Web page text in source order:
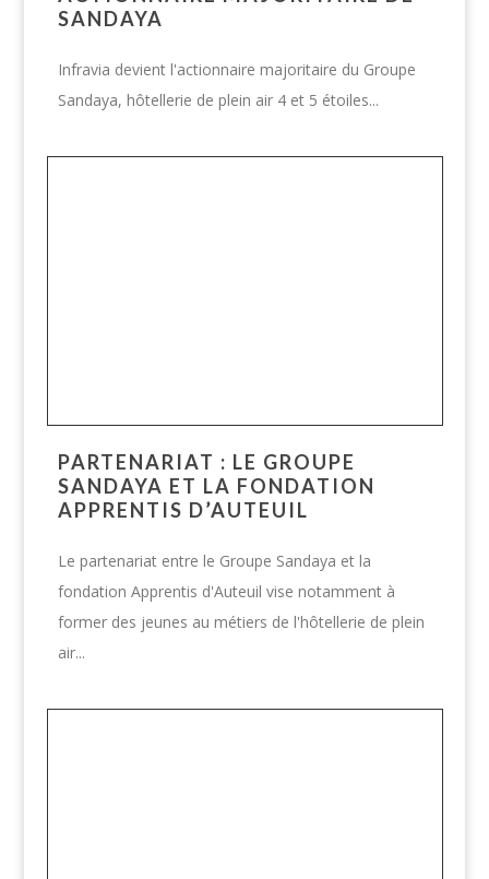
SANDAYA
Infravia devient l'actionnaire majoritaire du Groupe
Sandaya, hôtellerie de plein air 4 et 5 étoiles...
PARTENARIAT : LE GROUPE
SANDAYA ET LA FONDATION
APPRENTIS D’AUTEUIL
Le partenariat entre le Groupe Sandaya et la
fondation Apprentis d'Auteuil vise notamment à
former des jeunes au métiers de l'hôtellerie de plein
air...